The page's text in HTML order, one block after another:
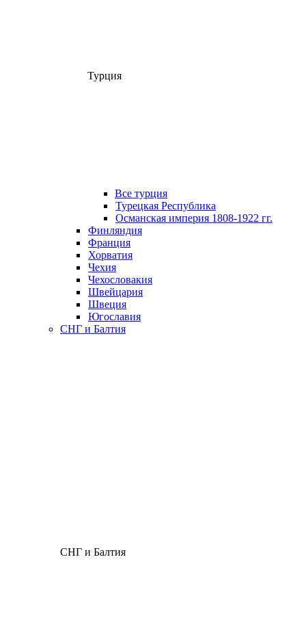
Турция
Все турция
Турецкая Республика
Османская империя 1808-1922 гг.
Финляндия
Франция
Хорватия
Чехия
Чехословакия
Швейцария
Швеция
Югославия
СНГ и Балтия
СНГ и Балтия